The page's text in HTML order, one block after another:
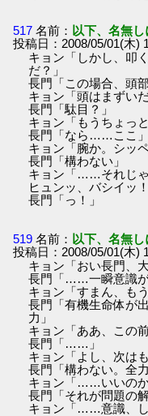
517 名前： 以下、名無
投稿日：2008/05/01(木)
キョン「しかし、叩
だ？」
長門「この場合、頭
キョン「頭はまずい
長門「駄目？」
キョン「もうちょっ
長門「なら……ここ」
キョン「腕か。シッ
長門「構わない」
キョン「……それじゃ
ヒュンッ、バシイッ！
長門「っ！」
519 名前： 以下、名無
投稿日：2008/05/01(木)
キョン「おい長門、
長門「……一瞬意識が
キョン「すまん、も
長門「有機生命体が
力」
キョン「ああ、この
長門「……」
キョン「よし、次は
長門「構わない。全
キョン「……いいのか
長門「それが問題の
キョン「……意識、し